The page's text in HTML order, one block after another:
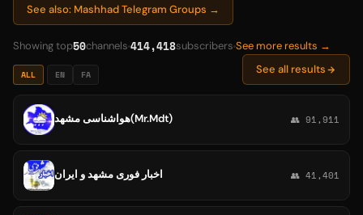
See also: Mashhad Telegram Groups →
Showing top50channels 414,418subscribers See more results →
ALL EN FA See all results
هواشناسی مشهد(Mr.Mdt) 👥 91,911
اخبار فوری مشهد و ایران 👥 41,401